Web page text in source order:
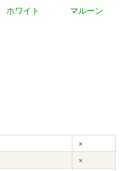
ホワイト マルーン
×
×